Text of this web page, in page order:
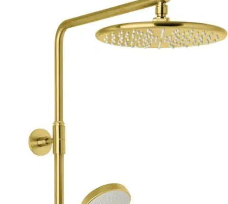
termostaatilla
Valitse toimitustapa
Nouto myymälästä
Ilmainen
Siirry valitsemaan myymälä
Ilmainen toimitus yli 100 €:n tilauksille